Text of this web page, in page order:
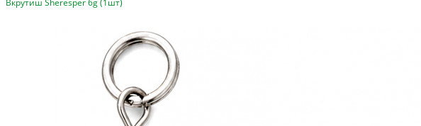
Вкрутиш Sheresper 6g (1шт)